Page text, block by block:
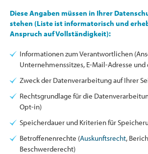
Diese Angaben müssen in Ihrer
stehen (Liste ist informatorisch und
Anspruch auf Vollständigkeit):
Informationen zum Verantwortlichen
Unternehmenssitzes, E-Mail-Adresse
Zweck der Datenverarbeitung auf Ihrer
Rechtsgrundlage für die
Opt-in)
Speicherdauer und Kriterien für
Betroffenenrechte (Auskunftsrecht,
Beschwerderecht)